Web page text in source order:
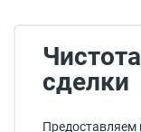
Чистота
сделки
Предоставляем